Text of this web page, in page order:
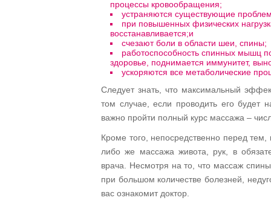
процессы кровообращения;
устраняются существующие
при повышенных физических
восстанавливается;и
счезают боли в области шеи, спины;
работоспособность спинных мышц
здоровье, поднимается иммунитет,
ускоряются все метаболические
Следует знать, что максимальный
том случае, если проводить его будет
важно пройти полный курс массажа –
Кроме того, непосредственно перед тем,
либо же массажа живота, рук, в
врача. Несмотря на то, что массаж
при большом количестве болезней,
вас ознакомит доктор.